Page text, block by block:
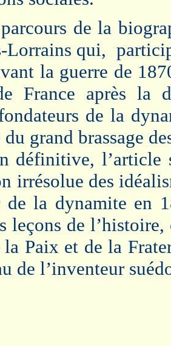
de la
Lorrains qui,
la guerre de
France après la
de la
du grand brassage
définitive, l’article
irrésolue des
de la dynamite en
leçons de
la Paix et de la
de l’inventeur